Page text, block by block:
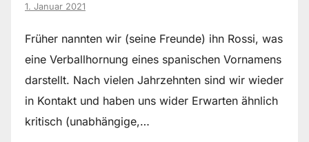
1. Januar 2021
Früher nannten wir (seine Freunde) ihn Rossi, was
eine Verballhornung eines spanischen Vornamens
darstellt. Nach vielen Jahrzehnten sind wir wieder
in Kontakt und haben uns wider Erwarten ähnlich
kritisch (unabhängige,…